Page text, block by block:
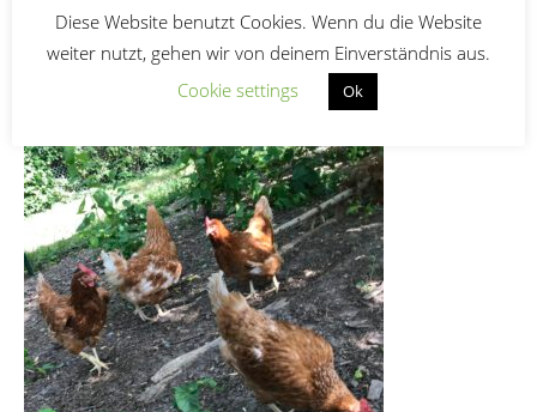
HÜHNER-QUARTETT FÜR IMMER IN
SICHERHEIT
Diese Website benutzt Cookies. Wenn du die Website
weiter nutzt, gehen wir von deinem Einverständnis aus.
Cookie settings
Ok